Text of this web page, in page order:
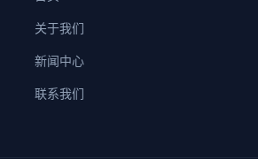
关于我们
新闻中心
联系我们